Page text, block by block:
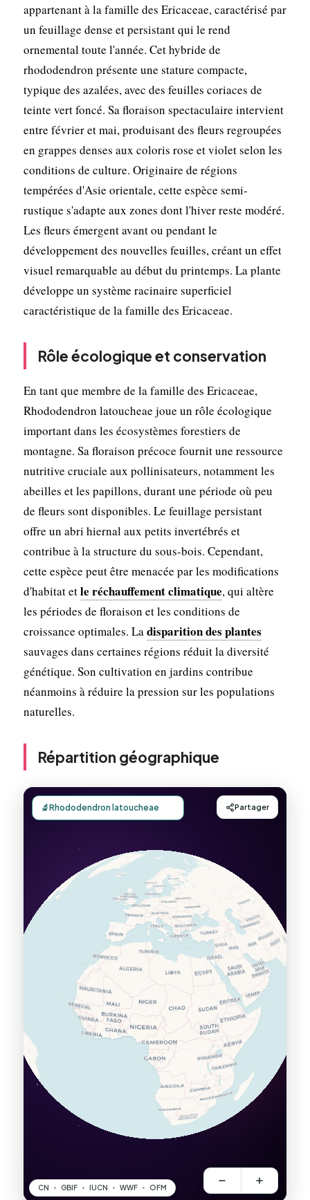
appartenant à la famille des Ericaceae, caractérisé par
un feuillage dense et persistant qui le rend
ornemental toute l'année. Cet hybride de
rhododendron présente une stature compacte,
typique des azalées, avec des feuilles coriaces de
teinte vert foncé. Sa floraison spectaculaire intervient
entre février et mai, produisant des fleurs regroupées
en grappes denses aux coloris rose et violet selon les
conditions de culture. Originaire de régions
tempérées d'Asie orientale, cette espèce semi-
rustique s'adapte aux zones dont l'hiver reste modéré.
Les fleurs émergent avant ou pendant le
développement des nouvelles feuilles, créant un effet
visuel remarquable au début du printemps. La plante
développe un système racinaire superficiel
caractéristique de la famille des Ericaceae.
Rôle écologique et conservation
En tant que membre de la famille des Ericaceae,
Rhododendron latoucheae joue un rôle écologique
important dans les écosystèmes forestiers de
montagne. Sa floraison précoce fournit une ressource
nutritive cruciale aux pollinisateurs, notamment les
abeilles et les papillons, durant une période où peu
de fleurs sont disponibles. Le feuillage persistant
offre un abri hiernal aux petits invertébrés et
contribue à la structure du sous-bois. Cependant,
cette espèce peut être menacée par les modifications
d'habitat etle réchauffement climatique, qui altère
les périodes de floraison et les conditions de
croissance optimales. Ladisparition des plantes
sauvages dans certaines régions réduit la diversité
génétique. Son cultivation en jardins contribue
néanmoins à réduire la pression sur les populations
naturelles.
Répartition géographique